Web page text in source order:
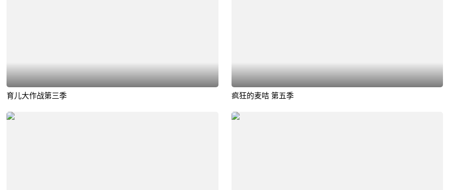
育儿大作战第三季 疯狂的麦咭 第五季